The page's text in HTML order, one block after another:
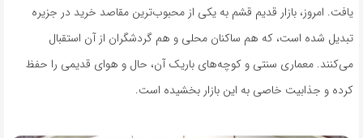
یافت. امروز، بازار قدیم قشم به یکی از محبوب‌ترین مقاصد خرید در جزیره
تبدیل شده است، که هم ساکنان محلی و هم گردشگران از آن استقبال
می‌کنند. معماری سنتی و کوچه‌های باریک آن، حال و هوای قدیمی را حفظ
کرده و جذابیت خاصی به این بازار بخشیده است.